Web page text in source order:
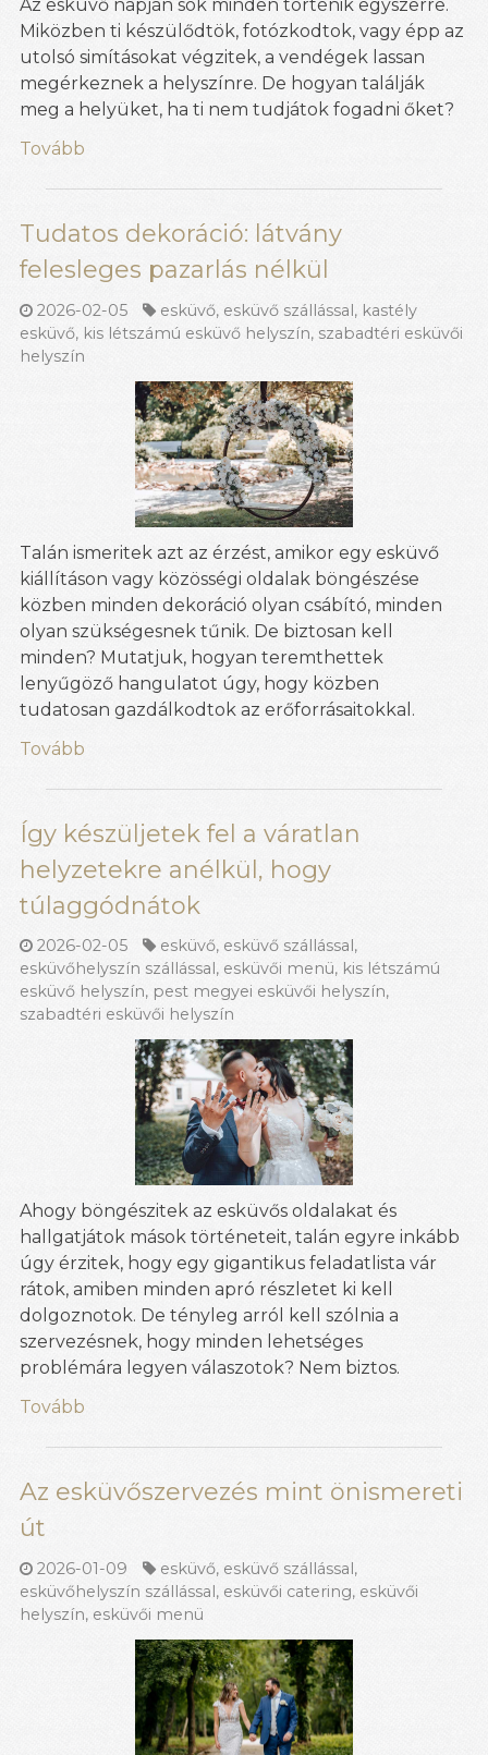
Az esküvő napján sok minden történik egyszerre.
Miközben ti készülődtök, fotózkodtok, vagy épp az
utolsó simításokat végzitek, a vendégek lassan
megérkeznek a helyszínre. De hogyan találják
meg a helyüket, ha ti nem tudjátok fogadni őket?
Tovább
Tudatos dekoráció: látvány
felesleges pazarlás nélkül
2026-02-05 esküvő, esküvő szállással, kastély
esküvő, kis létszámú esküvő helyszín, szabadtéri esküvői
helyszín
Talán ismeritek azt az érzést, amikor egy esküvő
kiállításon vagy közösségi oldalak böngészése
közben minden dekoráció olyan csábító, minden
olyan szükségesnek tűnik. De biztosan kell
minden? Mutatjuk, hogyan teremthettek
lenyűgöző hangulatot úgy, hogy közben
tudatosan gazdálkodtok az erőforrásaitokkal.
Tovább
Így készüljetek fel a váratlan
helyzetekre anélkül, hogy
túlaggódnátok
2026-02-05 esküvő, esküvő szállással ,
esküvőhelyszín szállással , esküvői menü, kis létszámú
esküvő helyszín, pest megyei esküvői helyszín,
szabadtéri esküvői helyszín
Ahogy böngészitek az esküvős oldalakat és
hallgatjátok mások történeteit, talán egyre inkább
úgy érzitek, hogy egy gigantikus feladatlista vár
rátok, amiben minden apró részletet ki kell
dolgoznotok. De tényleg arról kell szólnia a
szervezésnek, hogy minden lehetséges
problémára legyen válaszotok? Nem biztos.
Tovább
Az esküvőszervezés mint önismereti
út
2026-01-09 esküvő, esküvő szállással,
esküvőhelyszín szállással, esküvői catering, esküvői
helyszín, esküvői menü